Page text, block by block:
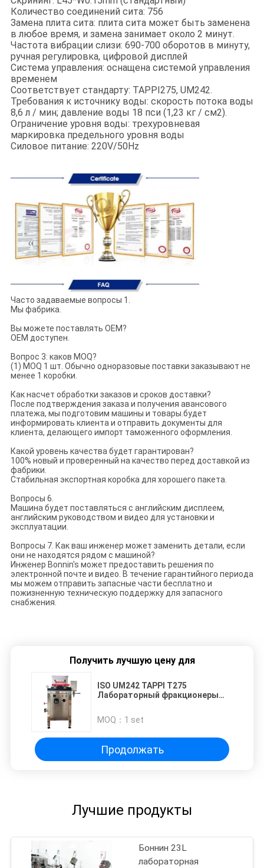
Количество соединений сита: 756
Замена плита сита: плита сита может быть заменена
в любое время, и замена занимает около 2 минут.
Частота вибрации слизи: 690-700 оборотов в минуту,
ручная регулировка, цифровой дисплей
Система управления: оснащена системой управления
временем
Соответствует стандарту: TAPPI275, UM242.
Требования к источнику воды: скорость потока воды
8,6 л / мин; давление воды 18 пси (1,23 кг / см2).
Ограничение уровня воды: трехуровневая
маркировка предельного уровня воды
Силовое питание: 220V/50Hz
Часто задаваемые вопросы 1.
Мы фабрика.
Вы можете поставлять OEM?
OEM доступен.
Вопрос 3: каков MOQ?
(1) MOQ 1 шт. Обычно одноразовые поставки заказывают не
менее 1 коробки.
Как насчет обработки заказов и сроков доставки?
После подтверждения заказа и получения авансового
платежа, мы подготовим машины и товары.будет
информировать клиента и отправить документы для
клиента, делающего импорт таможенного оформления.
Какой уровень качества будет гарантирован?
100% новый и проверенный на качество перед доставкой из
фабрики.
Стабильная экспортная коробка для хорошего пакета.
Вопросы 6.
Машина будет поставляться с английским дисплеем,
английским руководством и видео для установки и
эксплуатации.
Вопросы 7. Как ваш инженер может заменить детали, если
они не находятся рядом с машиной?
Инженер Bonnin's может предоставить решения по
электронной почте и видео. В течение гарантийного периода
мы можем отправить запасные части бесплатно и
пожизненную техническую поддержку для запасного
снабжения.
Получить лучшую цену для
ISO UM242 TAPPI T275
Лабораторный фракционеры
MOQ： 1 set
Продолжать
Лучшие продукты
Боннин 23L
лабораторная